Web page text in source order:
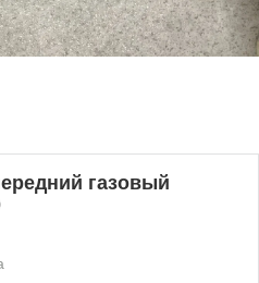
газовый